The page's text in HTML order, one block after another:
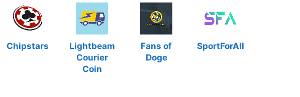
Chipstars
Lightbeam
Courier
Coin
Fans of
Doge
SportForAll